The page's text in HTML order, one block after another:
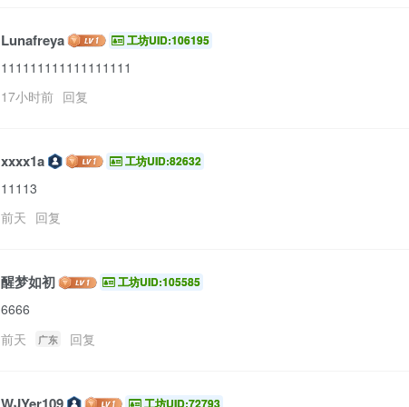
Lunafreya 工坊UID:106195
111111111111111111
17小时前 回复
xxxx1a 工坊UID:82632
11113
前天 回复
醒梦如初 工坊UID:105585
6666
前天
广东 回复
工坊UID:72793